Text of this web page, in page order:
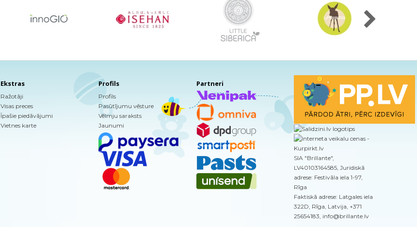
Ekstras
Ražotāji
Visas preces
Īpašie piedāvājumi
Vietnes karte
Profils
Profils
Pasūtījumu vēsture
Vēlmju saraksts
Jaunumi
Partneri
SIA "Brillante",
LV40103164585, Juridiskā
adrese: Festivāla iela 1-97,
Rīga
Faktiskā adrese: Latgales iela
322D, Rīga, Latvija, +371
25654183, info@brillante.lv